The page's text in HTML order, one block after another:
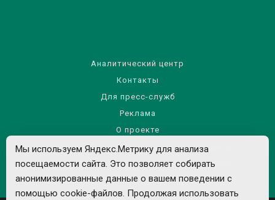
Аналитический центр
Контакты
Для пресс-служб
Реклама
О проекте
Правила использования материалов сайта
Политика обработки персональных данных
Мы используем Яндекс.Метрику для анализа
посещаемости сайта. Это позволяет собирать
анонимизированные данные о вашем поведении с
помощью cookie-файлов. Продолжая использовать